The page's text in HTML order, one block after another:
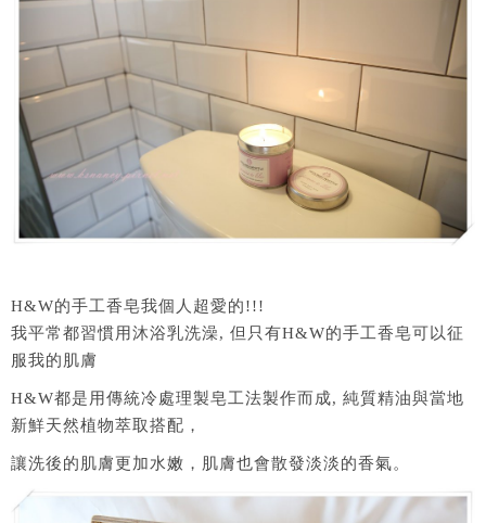
H&W的手工香皂我個人超愛的!!!
我平常都習慣用沐浴乳洗澡, 但只有H&W的手工香皂可以征
服我的肌膚
H&W都是用傳統冷處理製皂工法製作而成, 純質精油與當地
新鮮天然植物萃取搭配，
讓洗後的肌膚更加水嫩，肌膚也會散發淡淡的香氣。